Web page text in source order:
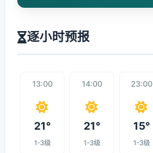
逐小时预报
13:00
21°
1-3级
14:00
21°
1-3级
23:00
15°
1-3级